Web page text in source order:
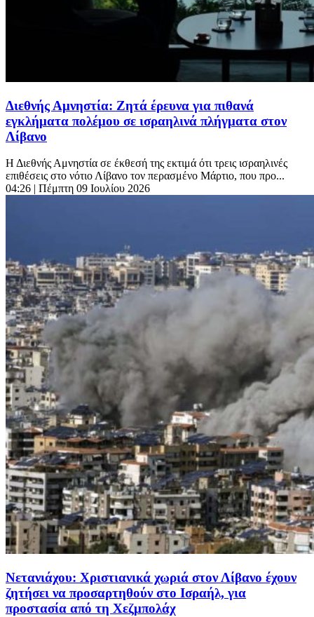
Διεθνής Αμνηστία: Ζητά έρευνα για πιθανά
εγκλήματα πολέμου σε ισραηλινά πλήγματα στον
Λίβανο
Η Διεθνής Αμνηστία σε έκθεσή της εκτιμά ότι τρεις ισραηλινές
επιθέσεις στο νότιο Λίβανο τον περασμένο Μάρτιο, που προ...
04:26 | Πέμπτη 09 Ιουλίου 2026
Νετανιάχου: Χριστιανικά χωριά στον Λίβανο έχουν
ζητήσει να προσαρτηθούν στο Ισραήλ, για
προστασία από τη Χεζμπολάχ